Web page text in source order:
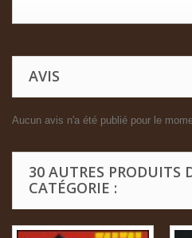
AVIS
Aucun avis n'a été publié pour le
30 AUTRES PRODUITS
CATÉGORIE :